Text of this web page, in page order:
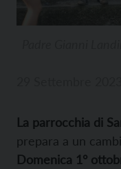
La parrocchia di
prepara a un
Domenica 1°